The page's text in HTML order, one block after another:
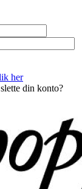
her
din konto?